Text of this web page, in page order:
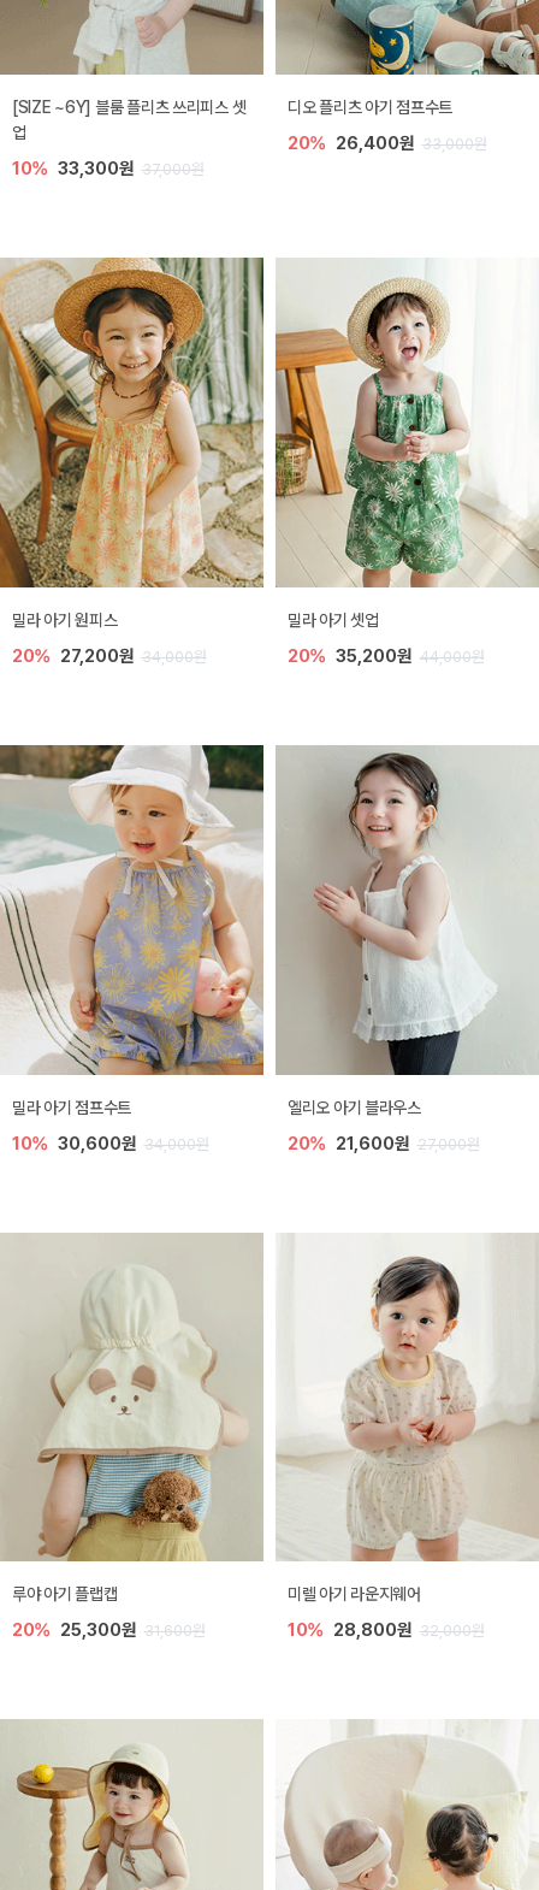
[SIZE ~6Y] 블룸 플리츠 쓰리피스 셋
업
10% 33,300원 37,000원
디오 플리츠 아기 점프수트
20% 26,400원 33,000원
밀라 아기 원피스
20% 27,200원 34,000원
밀라 아기 셋업
20% 35,200원 44,000원
밀라 아기 점프수트
10% 30,600원 34,000원
엘리오 아기 블라우스
20% 21,600원 27,000원
루야 아기 플랩캡
20% 25,300원 31,600원
미렐 아기 라운지웨어
10% 28,800원 32,000원